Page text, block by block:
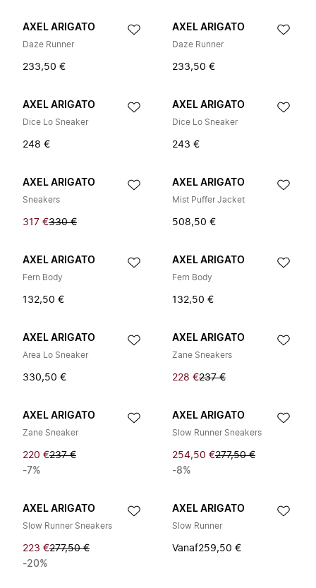
AXEL ARIGATO
Daze Runner
233,50 €
AXEL ARIGATO
Daze Runner
233,50 €
AXEL ARIGATO
Dice Lo Sneaker
248 €
AXEL ARIGATO
Dice Lo Sneaker
243 €
AXEL ARIGATO
Sneakers
317 €330 €
AXEL ARIGATO
Mist Puffer Jacket
508,50 €
AXEL ARIGATO
Fern Body
132,50 €
AXEL ARIGATO
Fern Body
132,50 €
AXEL ARIGATO
Area Lo Sneaker
330,50 €
AXEL ARIGATO
Zane Sneakers
228 €237 €
AXEL ARIGATO
Zane Sneaker
220 €237 €
-7%
AXEL ARIGATO
Slow Runner Sneakers
254,50 €277,50 €
-8%
AXEL ARIGATO
Slow Runner Sneakers
223 €277,50 €
-20%
AXEL ARIGATO
Slow Runner
Vanaf259,50 €